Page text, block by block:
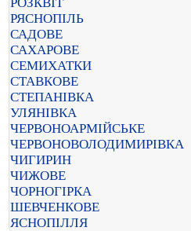
РЯСНОПІЛЬ
САДОВЕ
САХАРОВЕ
СЕМИХАТКИ
СТАВКОВЕ
СТЕПАНІВКА
УЛЯНІВКА
ЧЕРВОНОАРМІЙСЬКЕ
ЧЕРВОНОВОЛОДИМИРІВКА
ЧИГИРИН
ЧИЖОВЕ
ЧОРНОГІРКА
ШЕВЧЕНКОВЕ
ЯСНОПІЛЛЯ